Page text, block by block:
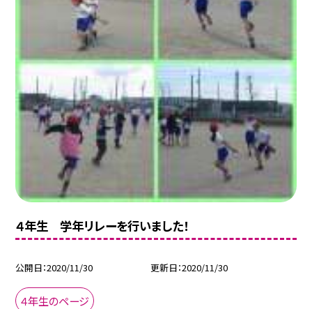
４年生 学年リレーを行いました！
公開日 2020/11/30 更新日 2020/11/30
４年生のページ